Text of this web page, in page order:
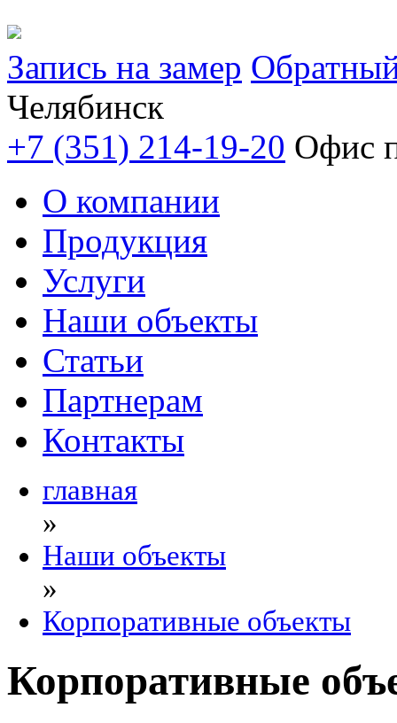
Запись на замер
Челябинск
+7 (351) 214-19-20 Офис
О компании
Продукция
Услуги
Наши объекты
Статьи
Партнерам
Контакты
главная
»
Наши объекты
»
Корпоративные объекты
Корпоративные